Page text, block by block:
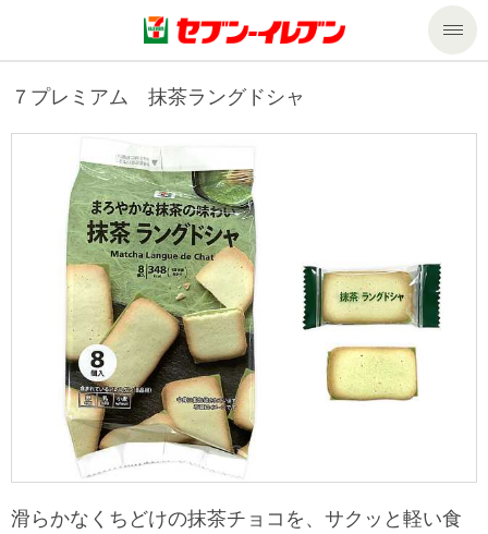
商品のご案内
商品のご案内トップ
今週の新商品
来週の新商品
商品カテゴリ一覧
セブンプレミアム
食の安全・安心への取組み
ギフト
セール・キャンペーン
サービス
サービストップ
nanacoトップ
マルチコピー機でできること
マルチコピー機でできることトップ
コピー
便利なサービス
宅配便
チケットサービス
企業情報
企業情報トップ
ニュースリリース
ごあいさつ
企業理念
私たちの取組み
サステナビリティ
サステナビリティトップ
セブン＆アイ・ホールディングスの重点課題
７プレミアム 抹茶ラングドシャ
滑らかなくちどけの抹茶チョコを、サクッと軽い食